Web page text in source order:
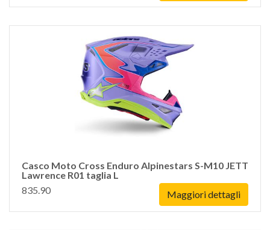
Casco Moto Cross Enduro Alpinestars S-M10 JETT
Lawrence R01 taglia L
835.90
Maggiori dettagli